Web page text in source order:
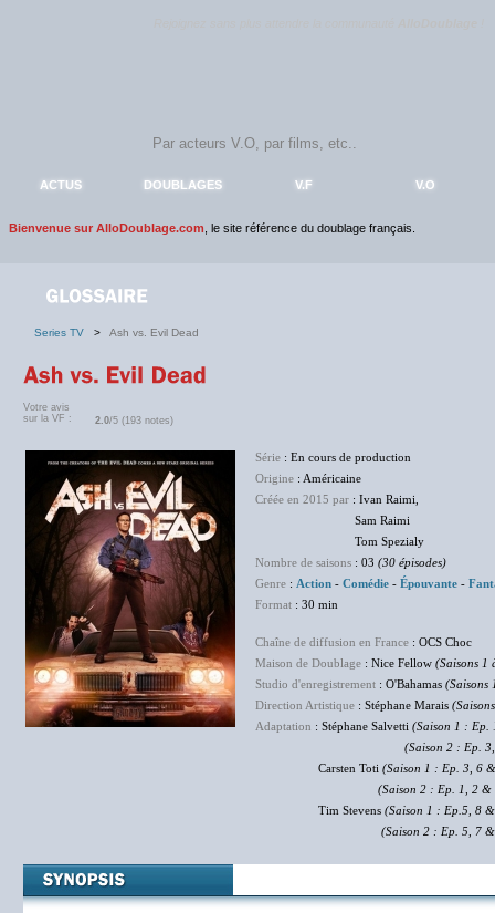
ACTUS DOUBLAGES V.F V.O
Bienvenue sur AlloDoublage.com , le site référence du doublage français.
Series TV > Ash vs. Evil Dead
Votre avis
sur la VF :
2.0/5 (193 notes)
Série : En cours de production
Origine : Américaine
Créée en 2015 par : Ivan Raimi,
Sam Raimi
Tom Spezialy
Nombre de saisons : 03 (30 épisodes)
Genre : Action - Comédie - Épouvante -
Format : 30 min
Chaîne de diffusion en France : OCS Choc
Maison de Doublage : Nice Fellow (Saisons 1
Studio d'enregistrement : O'Bahamas (Saisons
Direction Artistique : Stéphane Marais
Adaptation : Stéphane Salvetti (Saison 1 : Ep.
(Saison 2 : Ep. 3, 4,
Carsten Toti (Saison 1 : Ep. 3, 6
(Saison 2 : Ep. 1, 2 &
Tim Stevens (Saison 1 : Ep.5, 8
(Saison 2 : Ep. 5,